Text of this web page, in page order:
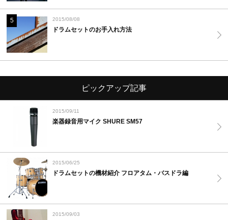
5 2015/08/08
ドラムセットのお手入れ方法
ピックアップ記事
2015/09/11
楽器録音用マイク SHURE SM57
2015/06/25
ドラムセットの機材紹介 フロアタム・バスドラ編
2015/09/03